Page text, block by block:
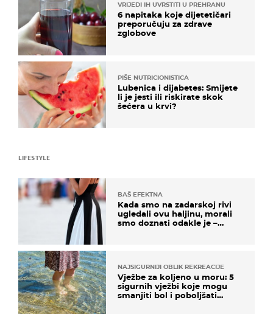
VRIJEDI IH UVRSTITI U PREHRANU
6 napitaka koje dijetetičari
preporučuju za zdrave
zglobove
PIŠE NUTRICIONISTICA
Lubenica i dijabetes: Smijete
li je jesti ili riskirate skok
šećera u krvi?
LIFESTYLE
BAŠ EFEKTNA
Kada smo na zadarskoj rivi
ugledali ovu haljinu, morali
smo doznati odakle je –
NAJSIGURNIJI OBLIK REKREACIJE
Vježbe za koljeno u moru: 5
sigurnih vježbi koje mogu
smanjiti bol i poboljšati